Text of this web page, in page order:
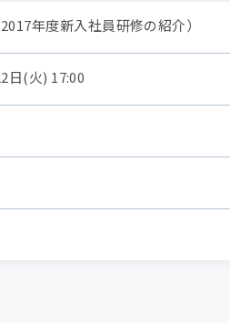
年度新入社員研修の紹介）
日(火) 17:00